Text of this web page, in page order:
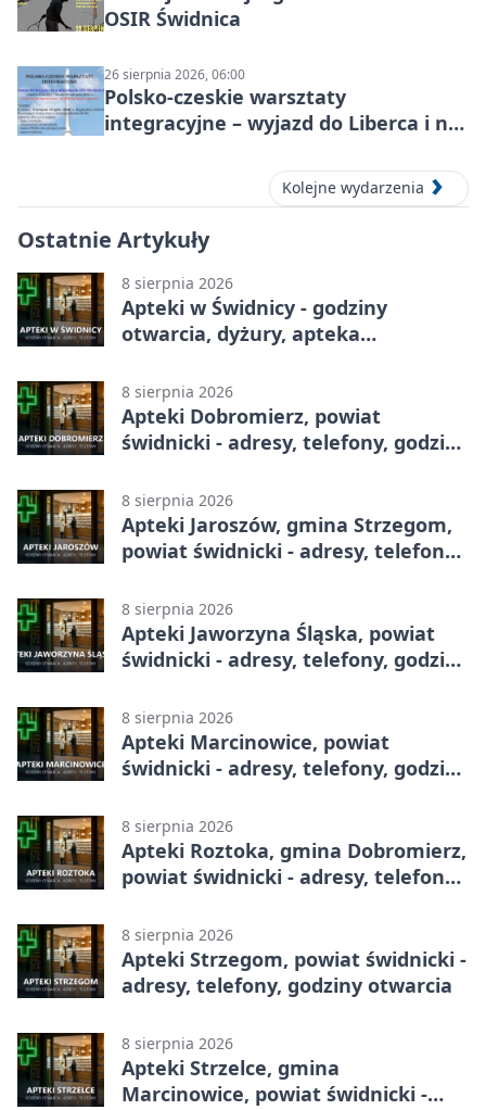
OSIR Świdnica
26 sierpnia 2026, 06:00
Polsko-czeskie warsztaty
integracyjne – wyjazd do Liberca i na
Kolejne wydarzenia
Ostatnie Artykuły
8 sierpnia 2026
Apteki w Świdnicy - godziny
otwarcia, dyżury, apteka
8 sierpnia 2026
Apteki Dobromierz, powiat
świdnicki - adresy, telefony, godziny
8 sierpnia 2026
Apteki Jaroszów, gmina Strzegom,
powiat świdnicki - adresy, telefony,
8 sierpnia 2026
Apteki Jaworzyna Śląska, powiat
świdnicki - adresy, telefony, godziny
8 sierpnia 2026
Apteki Marcinowice, powiat
świdnicki - adresy, telefony, godziny
8 sierpnia 2026
Apteki Roztoka, gmina Dobromierz,
powiat świdnicki - adresy, telefony,
8 sierpnia 2026
Apteki Strzegom, powiat świdnicki -
adresy, telefony, godziny otwarcia
8 sierpnia 2026
Apteki Strzelce, gmina
Marcinowice, powiat świdnicki -